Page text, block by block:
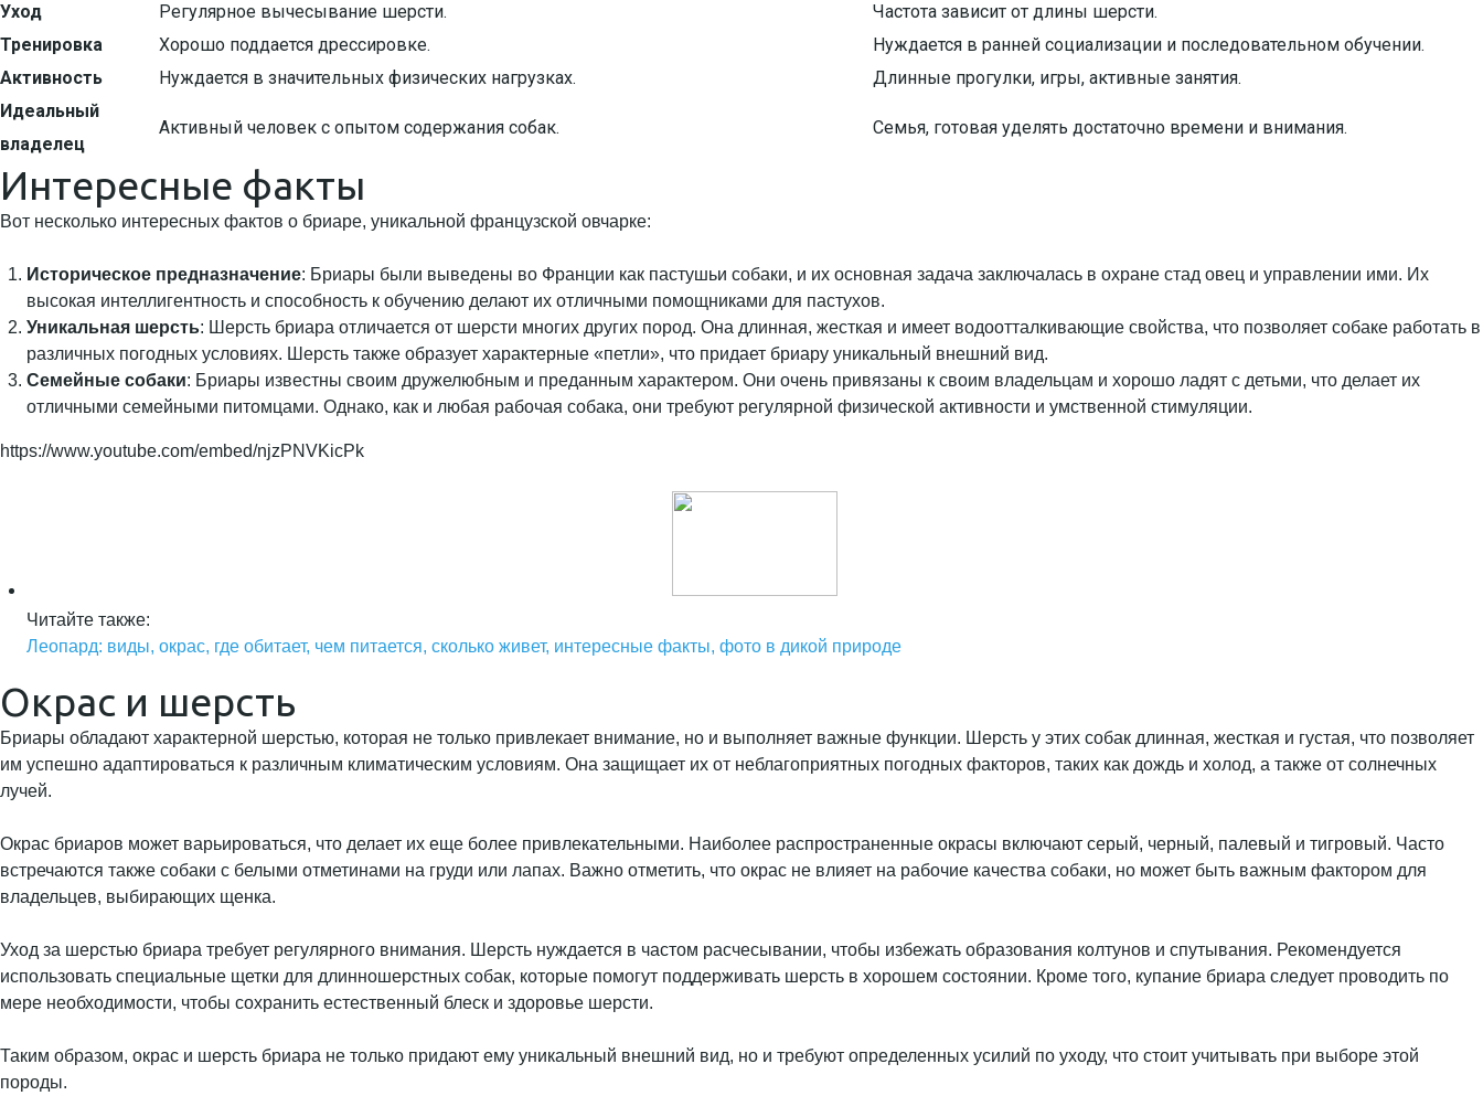
Уход
Регулярное вычесывание шерсти.
Частота зависит от длины шерсти.
Тренировка
Хорошо поддается дрессировке.
Нуждается в ранней социализации и последовательном обучении.
Активность
Нуждается в значительных физических нагрузках.
Длинные прогулки, игры, активные занятия.
Идеальный
владелец
Активный человек с опытом содержания собак. Семья, готовая уделять достаточно времени и внимания.
Интересные факты
Вот несколько интересных фактов о бриаре, уникальной французской овчарке:
Историческое предназначение: Бриары были выведены во Франции как пастушьи собаки, и их основная задача заключалась в охране стад овец и управлении ими. Их
высокая интеллигентность и способность к обучению делают их отличными помощниками для пастухов.
Уникальная шерсть: Шерсть бриара отличается от шерсти многих других пород. Она длинная, жесткая и имеет водоотталкивающие свойства, что позволяет собаке работать в
различных погодных условиях. Шерсть также образует характерные «петли», что придает бриару уникальный внешний вид.
Семейные собаки: Бриары известны своим дружелюбным и преданным характером. Они очень привязаны к своим владельцам и хорошо ладят с детьми, что делает их
отличными семейными питомцами. Однако, как и любая рабочая собака, они требуют регулярной физической активности и умственной стимуляции.
https://www.youtube.com/embed/njzPNVKicPk
Читайте также:
Леопард: виды, окрас, где обитает, чем питается, сколько живет, интересные факты, фото в дикой природе
Окрас и шерсть
Бриары обладают характерной шерстью, которая не только привлекает внимание, но и выполняет важные функции. Шерсть у этих собак длинная, жесткая и густая, что позволяет
им успешно адаптироваться к различным климатическим условиям. Она защищает их от неблагоприятных погодных факторов, таких как дождь и холод, а также от солнечных
лучей.
Окрас бриаров может варьироваться, что делает их еще более привлекательными. Наиболее распространенные окрасы включают серый, черный, палевый и тигровый. Часто
встречаются также собаки с белыми отметинами на груди или лапах. Важно отметить, что окрас не влияет на рабочие качества собаки, но может быть важным фактором для
владельцев, выбирающих щенка.
Уход за шерстью бриара требует регулярного внимания. Шерсть нуждается в частом расчесывании, чтобы избежать образования колтунов и спутывания. Рекомендуется
использовать специальные щетки для длинношерстных собак, которые помогут поддерживать шерсть в хорошем состоянии. Кроме того, купание бриара следует проводить по
мере необходимости, чтобы сохранить естественный блеск и здоровье шерсти.
Таким образом, окрас и шерсть бриара не только придают ему уникальный внешний вид, но и требуют определенных усилий по уходу, что стоит учитывать при выборе этой
породы.